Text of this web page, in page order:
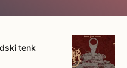
tenk